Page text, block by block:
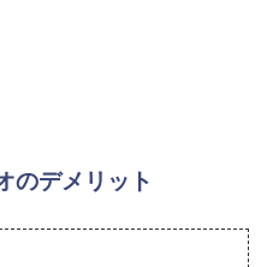
のデメリット